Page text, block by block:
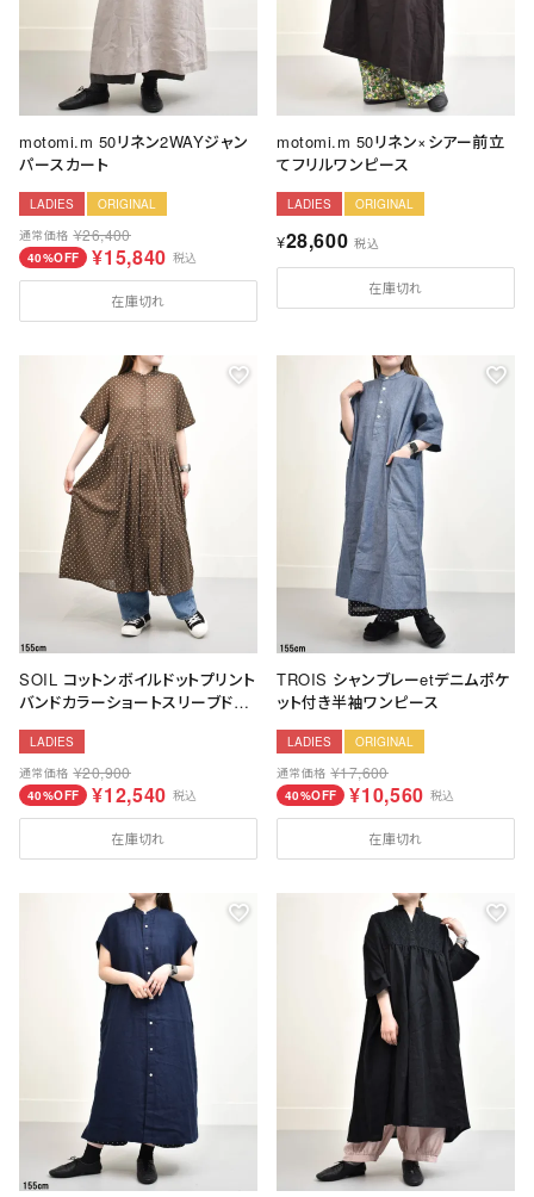
motomi.m 50リネン2WAYジャン
パースカート
LADIES
ORIGINAL
通常価格 ¥26,400
40%OFF ¥15,840 税込
在庫切れ
motomi.m 50リネン×シアー前立
てフリルワンピース
LADIES ORIGINAL
¥28,600 税込
在庫切れ
SOIL コットンボイルドットプリント
バンドカラーショートスリーブドレ
LADIES
通常価格 ¥20,900
40%OFF ¥12,540 税込
在庫切れ
TROIS シャンブレーetデニムポケ
ット付き半袖ワンピース
LADIES
ORIGINAL
通常価格 ¥17,600
40%OFF ¥10,560 税込
在庫切れ